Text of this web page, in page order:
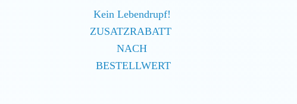
Kein Lebendrupf!
ZUSATZRABATT
NACH
BESTELLWERT